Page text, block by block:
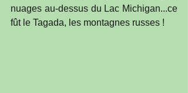
nuages au-dessus du Lac Michigan...ce
fût le Tagada, les montagnes russes !